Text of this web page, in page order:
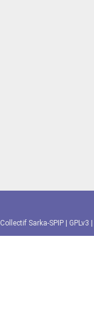
Collectif Sarka-SPIP GPLv3